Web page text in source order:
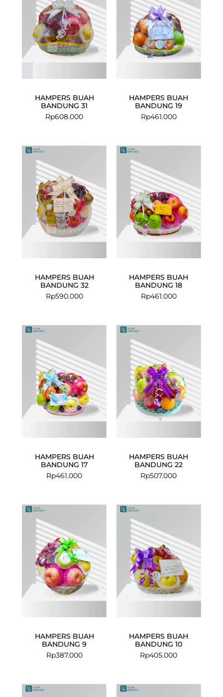
HAMPERS BUAH
BANDUNG 31
Rp608.000
HAMPERS BUAH
BANDUNG 19
Rp461.000
HAMPERS BUAH
BANDUNG 32
Rp590.000
HAMPERS BUAH
BANDUNG 18
Rp461.000
HAMPERS BUAH
BANDUNG 17
Rp461.000
HAMPERS BUAH
BANDUNG 22
Rp507.000
HAMPERS BUAH
BANDUNG 9
Rp387.000
HAMPERS BUAH
BANDUNG 10
Rp405.000